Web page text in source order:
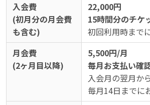
入会費
(初月分の月会費
も含む)
22,000円
15時間分のチケ
初回利用時まで
月会費
(2ヶ月目以降)
5,500円/月
毎月お支払い確
入会月の翌月か
毎月14日までに